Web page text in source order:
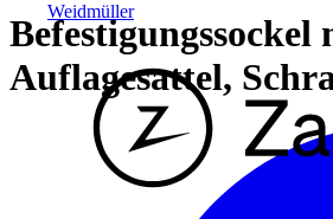
Weidmüller
Befestigungssockel
Auflagesattel,